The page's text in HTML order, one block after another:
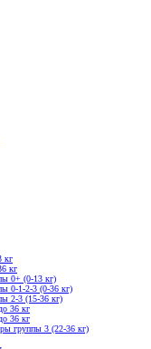
кг
кг
0+ (0-13 кг)
0-1-2-3 (0-36 кг)
2-3 (15-36 кг)
36 кг
36 кг
группы 3 (22-36 кг)